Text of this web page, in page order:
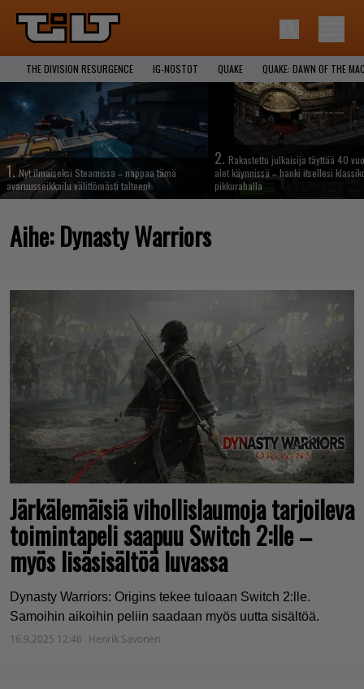
THE DIVISION RESURGENCE IG-NOSTOT QUAKE QUAKE: DAWN OF THE
1. Nyt ilmaiseksi Steamissa – nappaa tämä
avaruusseikkailu välittömästi talteen!
2. Rakastettu julkaisija täyttää 40
alet käynnissä – hanki itsellesi
pikkurahalla
Aihe:Dynasty Warriors
Järkälemäisiä vihollislaumoja tarjoileva
toimintapeli saapuu Switch 2:lle –
myös lisäsisältöä luvassa
Dynasty Warriors: Origins tekee tuloaan Switch 2:lle.
Samoihin aikoihin peliin saadaan myös uutta sisältöä.
16.9.2025 12:46 Henrik Savonen